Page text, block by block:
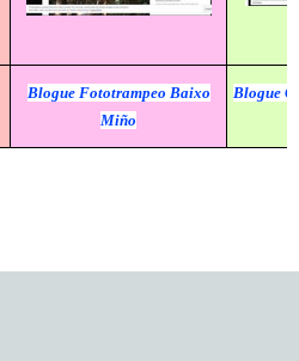
Blogue Fototrampeo Baixo
Miño
Blogue